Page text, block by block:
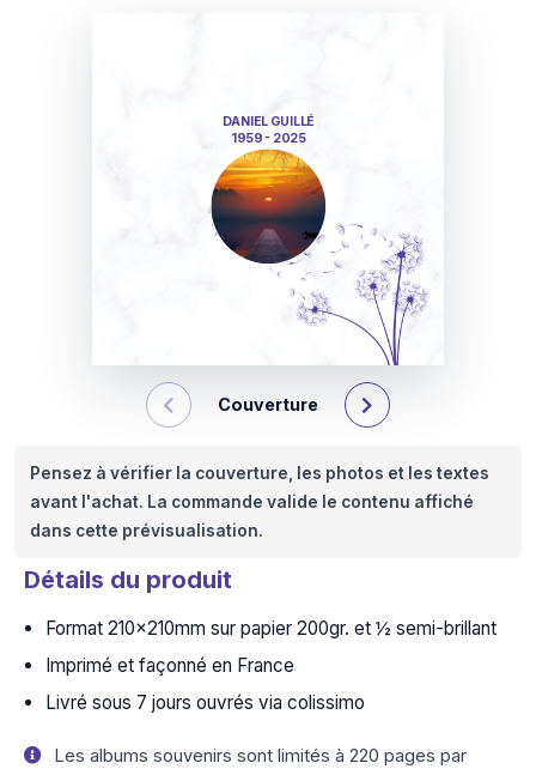
DANIEL GUILLÉ
1959 - 2025
Couverture
Pensez à vérifier la couverture, les photos et les textes
avant l'achat. La commande valide le contenu affiché
dans cette prévisualisation.
Détails du produit
Format 210x210mm sur papier 200gr. et ½ semi-brillant
Imprimé et façonné en France
Livré sous 7 jours ouvrés via colissimo
Les albums souvenirs sont limités à 220 pages par